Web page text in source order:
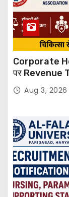
Corporate
पर Revenue
बड़ा कदम,
Aug 3, 2026